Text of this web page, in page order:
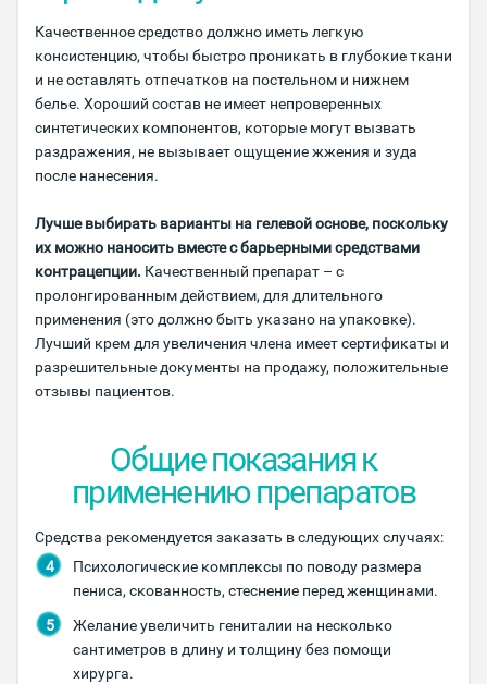
Качественное средство должно иметь легкую
консистенцию, чтобы быстро проникать в глубокие ткани
и не оставлять отпечатков на постельном и нижнем
белье. Хороший состав не имеет непроверенных
синтетических компонентов, которые могут вызвать
раздражения, не вызывает ощущение жжения и зуда
после нанесения.
Лучше выбирать варианты на гелевой основе, поскольку
их можно наносить вместе с барьерными средствами
контрацепции. Качественный препарат – с
пролонгированным действием, для длительного
применения (это должно быть указано на упаковке).
Лучший крем для увеличения члена имеет сертификаты и
разрешительные документы на продажу, положительные
отзывы пациентов.
Общие показания к
применению препаратов
Средства рекомендуется заказать в следующих случаях:
Психологические комплексы по поводу размера
пениса, скованность, стеснение перед женщинами.
Желание увеличить гениталии на несколько
сантиметров в длину и толщину без помощи
хирурга.